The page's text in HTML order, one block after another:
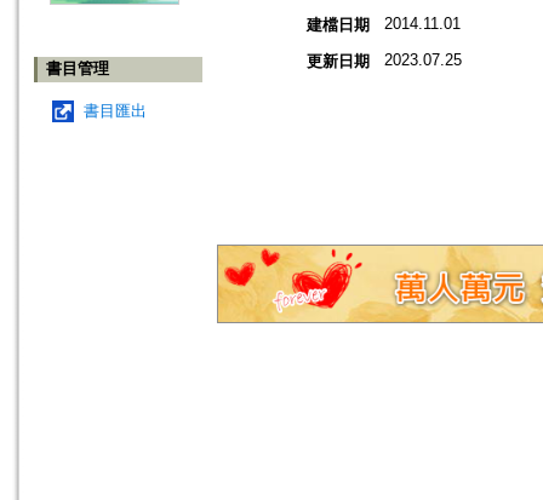
書目管理
書目匯出
建檔日期 2014.11.01
更新日期 2023.07.25